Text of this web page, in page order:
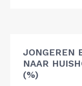
JONGEREN
NAAR
(%)